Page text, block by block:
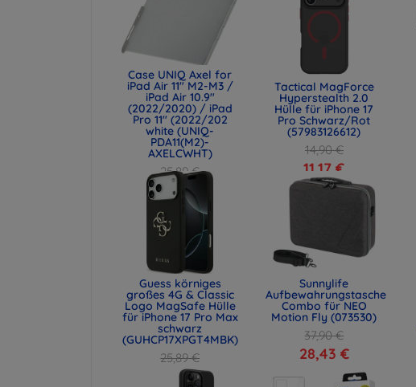
Case UNIQ Axel for
iPad Air 11" M2-M3 /
iPad Air 10.9"
(2022/2020) / iPad
Pro 11" (2022/202
white (UNIQ-
PDA11(M2)-
AXELCWHT)
25,89 €
19,42 €
Tactical MagForce
Hyperstealth 2.0
Hülle für iPhone 17
Pro Schwarz/Rot
(57983126612)
14,90 €
11,17 €
Guess körniges
großes 4G & Classic
Logo MagSafe Hülle
für iPhone 17 Pro Max
schwarz
(GUHCP17XPGT4MBK)
25,89 €
19,42 €
Sunnylife
Aufbewahrungstasche
Combo für NEO
Motion Fly (073530)
37,90 €
28,43 €